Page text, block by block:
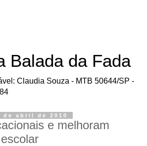
Balada da Fada
Claudia Souza - MTB 50644/SP -
de abril de 2010
e melhoram